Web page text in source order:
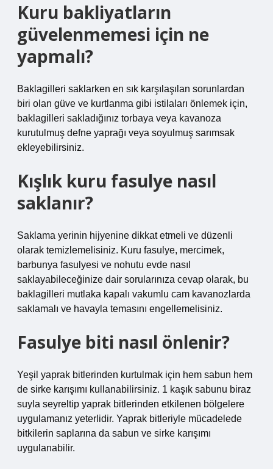
Kuru bakliyatların
güvelenmemesi için ne
yapmalı?
Baklagilleri saklarken en sık karşılaşılan sorunlardan
biri olan güve ve kurtlanma gibi istilaları önlemek için,
baklagilleri sakladığınız torbaya veya kavanoza
kurutulmuş defne yaprağı veya soyulmuş sarımsak
ekleyebilirsiniz.
Kışlık kuru fasulye nasıl
saklanır?
Saklama yerinin hijyenine dikkat etmeli ve düzenli
olarak temizlemelisiniz. Kuru fasulye, mercimek,
barbunya fasulyesi ve nohutu evde nasıl
saklayabileceğinize dair sorularınıza cevap olarak, bu
baklagilleri mutlaka kapalı vakumlu cam kavanozlarda
saklamalı ve havayla temasını engellemelisiniz.
Fasulye biti nasıl önlenir?
Yeşil yaprak bitlerinden kurtulmak için hem sabun hem
de sirke karışımı kullanabilirsiniz. 1 kaşık sabunu biraz
suyla seyreltip yaprak bitlerinden etkilenen bölgelere
uygulamanız yeterlidir. Yaprak bitleriyle mücadelede
bitkilerin saplarına da sabun ve sirke karışımı
uygulanabilir.